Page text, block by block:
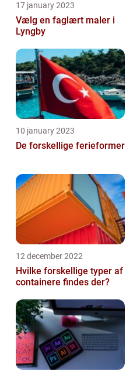
17 january 2023
Vælg en faglært maler i
Lyngby
10 january 2023
De forskellige ferieformer
12 december 2022
Hvilke forskellige typer af
containere findes der?